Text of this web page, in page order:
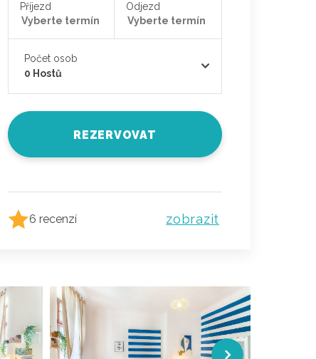
Příjezd Odjezd
Počet osob
0 Hostů
REZERVOVAT
6 recenzí zobrazit